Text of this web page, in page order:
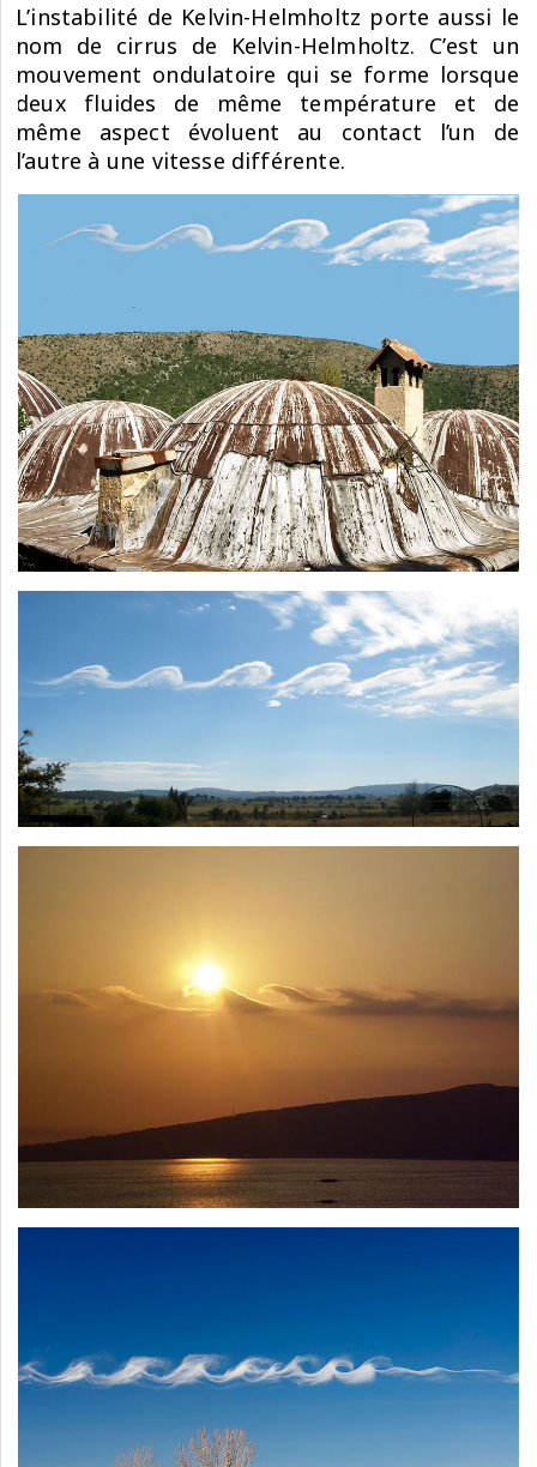
L’instabilité de Kelvin-Helmholtz porte aussi le
nom de cirrus de Kelvin-Helmholtz. C’est un
mouvement ondulatoire qui se forme lorsque
deux fluides de même température et de
même aspect évoluent au contact l’un de
l’autre à une vitesse différente.